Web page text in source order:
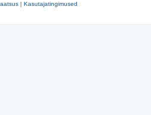
| Kasutajatingimused